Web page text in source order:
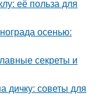
её польза для
осенью:
секреты и
дичку: советы для